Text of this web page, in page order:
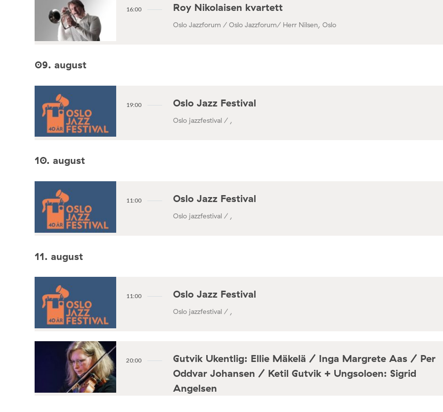
16:00 Roy Nikolaisen kvartett
Oslo Jazzforum / Oslo Jazzforum/ Herr Nilsen, Oslo
09. august
19:00 Oslo Jazz Festival
Oslo jazzfestival / ,
10. august
11:00 Oslo Jazz Festival
Oslo jazzfestival / ,
11. august
11:00 Oslo Jazz Festival
Oslo jazzfestival / ,
20:00
Gutvik Ukentlig: Ellie Mäkelä / Inga Margrete Aas / Per
Oddvar Johansen / Ketil Gutvik + Ungsoloen: Sigrid
Angelsen